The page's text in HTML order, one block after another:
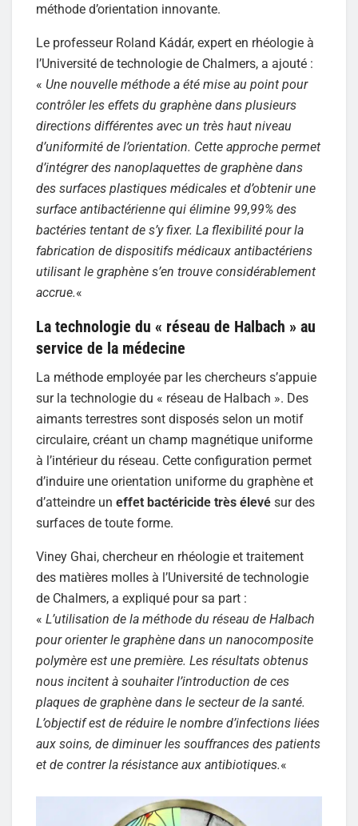
méthode d’orientation innovante.
Le professeur Roland Kádár, expert en rhéologie à
l’Université de technologie de Chalmers, a ajouté :
« Une nouvelle méthode a été mise au point pour
contrôler les effets du graphène dans plusieurs
directions différentes avec un très haut niveau
d’uniformité de l’orientation. Cette approche permet
d’intégrer des nanoplaquettes de graphène dans
des surfaces plastiques médicales et d’obtenir une
surface antibactérienne qui élimine 99,99% des
bactéries tentant de s’y fixer. La flexibilité pour la
fabrication de dispositifs médicaux antibactériens
utilisant le graphène s’en trouve considérablement
accrue.«
La technologie du « réseau de Halbach » au
service de la médecine
La méthode employée par les chercheurs s’appuie
sur la technologie du « réseau de Halbach ». Des
aimants terrestres sont disposés selon un motif
circulaire, créant un champ magnétique uniforme
à l’intérieur du réseau. Cette configuration permet
d’induire une orientation uniforme du graphène et
d’atteindre un effet bactéricide très élevé sur des
surfaces de toute forme.
Viney Ghai, chercheur en rhéologie et traitement
des matières molles à l’Université de technologie
de Chalmers, a expliqué pour sa part :
« L’utilisation de la méthode du réseau de Halbach
pour orienter le graphène dans un nanocomposite
polymère est une première. Les résultats obtenus
nous incitent à souhaiter l’introduction de ces
plaques de graphène dans le secteur de la santé.
L’objectif est de réduire le nombre d’infections liées
aux soins, de diminuer les souffrances des patients
et de contrer la résistance aux antibiotiques.«